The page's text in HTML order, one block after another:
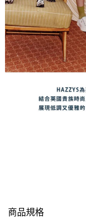
商品規格